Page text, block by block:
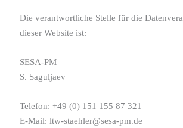
Die verantwortliche Stelle für die
dieser Website ist:
SESA-PM
S. Saguljaev
Telefon: +49 (0) 151 155 87 321
E-Mail: ltw-staehler@sesa-pm.de